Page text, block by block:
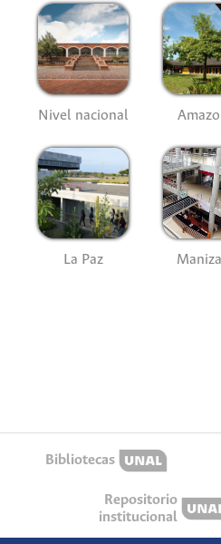
Nivel nacional
La Paz
Bibliotecas
Repositorio
institucional